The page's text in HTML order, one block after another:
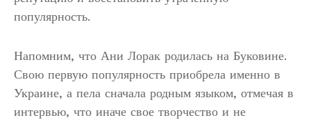
популярность.
Напомним, что Ани Лорак родилась на Буковине.
Свою первую популярность приобрела именно в
Украине, а пела сначала родным языком, отмечая в
интервью, что иначе свое творчество и не